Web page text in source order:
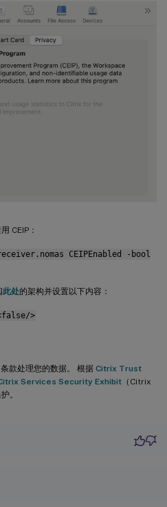
CEIP：
CEIPEnabled -bool
此处的架构并设置以下内容：
>
款处理您的数据。 根据 Citrix Trust
Services Security Exhibit （Citrix
。